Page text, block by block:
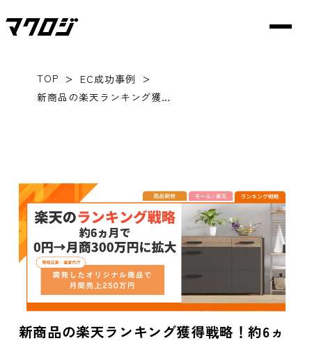
TOP > EC成功事例 >
新商品の楽天ランキング獲得戦略！約6ヵ月で売上規模が0円から月商300万円に拡大
新商品の楽天ランキング獲得戦略！約6ヵ